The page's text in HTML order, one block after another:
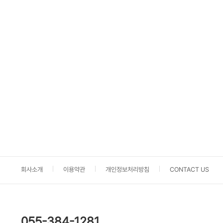
회사소개 이용약관 개인정보처리방침 CONTACT US